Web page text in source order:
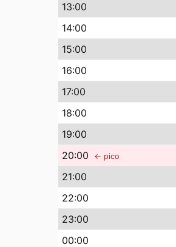
13:00
14:00
15:00
16:00
17:00
18:00
19:00
20:00 ← pico
21:00
22:00
23:00
00:00